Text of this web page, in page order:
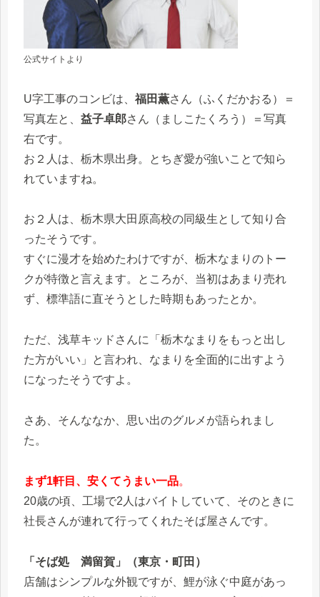
公式サイトより
U字工事のコンビは、 福田薫さん（ふくだかおる）＝
写真左と、 益子卓郎さん（ましこたくろう）＝写真
右です。
お２人は、栃木県出身。とちぎ愛が強いことで知ら
れていますね。
お２人は、栃木県大田原高校の同級生として知り合
ったそうです。
すぐに漫才を始めたわけですが、栃木なまりのトー
クが特徴と言えます。ところが、当初はあまり売れ
ず、標準語に直そうとした時期もあったとか。
ただ、浅草キッドさんに「栃木なまりをもっと出し
た方がいい」と言われ、なまりを全面的に出すよう
になったそうですよ。
さあ、そんななか、思い出のグルメが語られまし
た。
まず1軒目、安くてうまい一品。
20歳の頃、工場で2人はバイトしていて、そのときに
社長さんが連れて行ってくれたそば屋さんです。
「そば処 満留賀」（東京・町田）
店舗はシンプルな外観ですが、鯉が泳ぐ中庭があっ